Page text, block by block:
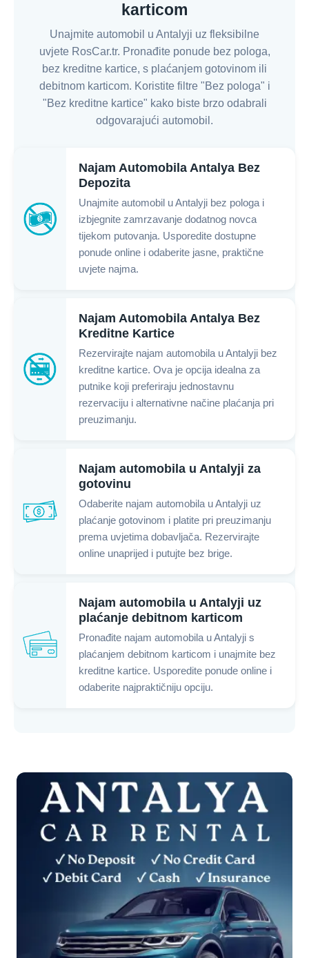
karticom
Unajmite automobil u Antalyji uz fleksibilne
uvjete RosCar.tr. Pronađite ponude bez pologa,
bez kreditne kartice, s plaćanjem gotovinom ili
debitnom karticom. Koristite filtre "Bez pologa" i
"Bez kreditne kartice" kako biste brzo odabrali
odgovarajući automobil.
Najam Automobila Antalya Bez
Depozita
Unajmite automobil u Antalyji bez pologa i
izbjegnite zamrzavanje dodatnog novca
tijekom putovanja. Usporedite dostupne
ponude online i odaberite jasne, praktične
uvjete najma.
Najam Automobila Antalya Bez
Kreditne Kartice
Rezervirajte najam automobila u Antalyji bez
kreditne kartice. Ova je opcija idealna za
putnike koji preferiraju jednostavnu
rezervaciju i alternativne načine plaćanja pri
preuzimanju.
Najam automobila u Antalyji za
gotovinu
Odaberite najam automobila u Antalyji uz
plaćanje gotovinom i platite pri preuzimanju
prema uvjetima dobavljača. Rezervirajte
online unaprijed i putujte bez brige.
Najam automobila u Antalyji uz
plaćanje debitnom karticom
Pronađite najam automobila u Antalyji s
plaćanjem debitnom karticom i unajmite bez
kreditne kartice. Usporedite ponude online i
odaberite najpraktičniju opciju.